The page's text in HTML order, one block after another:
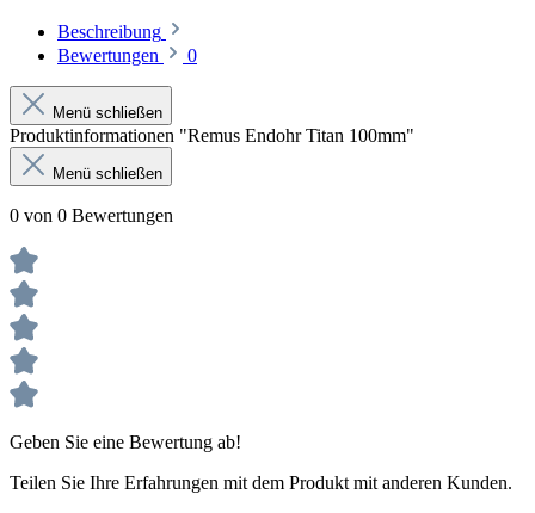
Beschreibung
Bewertungen
0
Menü schließen
Produktinformationen "Remus Endohr Titan 100mm"
Menü schließen
0 von 0 Bewertungen
Geben Sie eine Bewertung ab!
Teilen Sie Ihre Erfahrungen mit dem Produkt mit anderen Kunden.